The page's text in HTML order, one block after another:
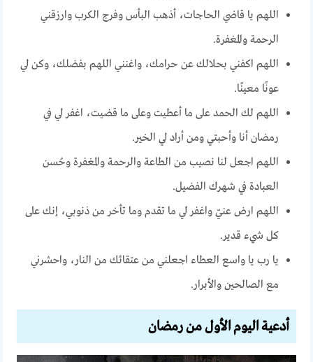
اللهم يا قاضي الحاجات، أذهب البأس وفرج الكرب وارزقني
الرحمة والمغفرة.
اللهم اكفني بحلالك عن حرامك، واغنني اللهم بفضلك، وكن لي
عونًا معينًا.
اللهم لك الحمد على ما أعطيت وعلى ما قضيت، اغفر لي في
رمضان أنا وأحبتي ومن أراد لي الخير.
اللهم اجعل لنا نصيب من الطاعة والرحمة والمغفرة وحُسن
العبادة في شهرك الفضيل.
اللهم ارض عنيّ واغفر لي ما تقدم وما تأخر من ذنوبي، إنك على
كل شيء قدير.
يا رب يا واسع العطاء اجعلني من عتقائك من النار، واحشرني
مع الصالحين والأبرار.
أدعية اليوم الأول من رمضان